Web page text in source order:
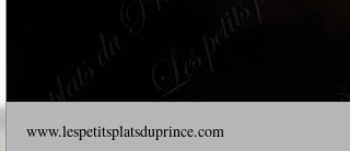
www.lespetitsplatsduprince.com